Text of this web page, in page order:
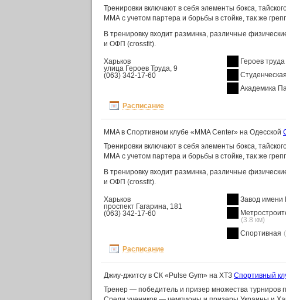
Тренировки включают в себя элементы бокса,
ММА с учетом партера и борьбы в стойке, так же
В тренировку входит разминка, различные
и ОФП (crossfit).
Харьков
улица Героев Труда, 9
(063) 342-17-60
Героев труда
Студенческая
Академика
Расписание
MMA в Спортивном клубе «MMA Center» на Одесской
Тренировки включают в себя элементы бокса,
ММА с учетом партера и борьбы в стойке, так же
В тренировку входит разминка, различные
и ОФП (crossfit).
Харьков
проспект Гагарина, 181
(063) 342-17-60
Завод
(3.8 км)
Спортивная
Расписание
Джиу-джитсу в СК «Pulse Gym» на ХТЗ Спортивный
Тренер — победитель и призер множества турниров